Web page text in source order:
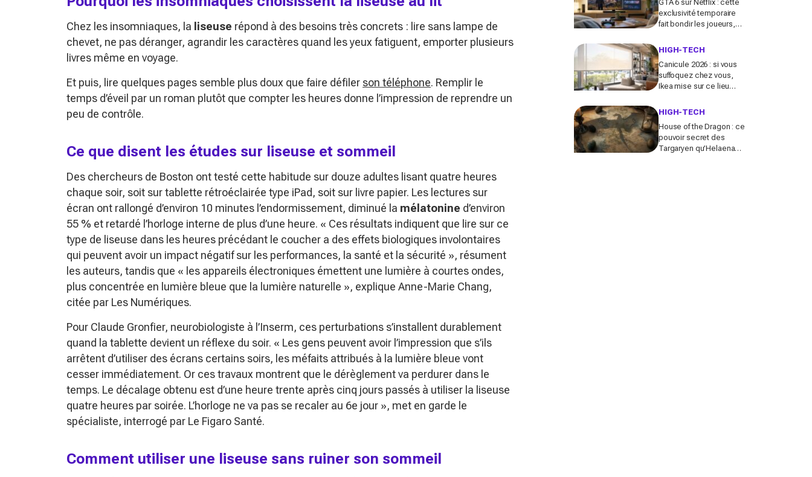
Chez les insomniaques, la liseuse répond à des besoins très concrets : lire sans lampe de
chevet, ne pas déranger, agrandir les caractères quand les yeux fatiguent, emporter plusieurs
livres même en voyage.
Et puis, lire quelques pages semble plus doux que faire défiler son téléphone. Remplir le
temps d’éveil par un roman plutôt que compter les heures donne l’impression de reprendre un
peu de contrôle.
Ce que disent les études sur liseuse et sommeil
Des chercheurs de Boston ont testé cette habitude sur douze adultes lisant quatre heures
chaque soir, soit sur tablette rétroéclairée type iPad, soit sur livre papier. Les lectures sur
écran ont rallongé d’environ 10 minutes l’endormissement, diminué la mélatonine d’environ
55 % et retardé l’horloge interne de plus d’une heure. « Ces résultats indiquent que lire sur ce
type de liseuse dans les heures précédant le coucher a des effets biologiques involontaires
qui peuvent avoir un impact négatif sur les performances, la santé et la sécurité », résument
les auteurs, tandis que « les appareils électroniques émettent une lumière à courtes ondes,
plus concentrée en lumière bleue que la lumière naturelle », explique Anne-Marie Chang,
citée par Les Numériques.
Pour Claude Gronfier, neurobiologiste à l’Inserm, ces perturbations s’installent durablement
quand la tablette devient un réflexe du soir. « Les gens peuvent avoir l’impression que s’ils
arrêtent d’utiliser des écrans certains soirs, les méfaits attribués à la lumière bleue vont
cesser immédiatement. Or ces travaux montrent que le dérèglement va perdurer dans le
temps. Le décalage obtenu est d’une heure trente après cinq jours passés à utiliser la liseuse
quatre heures par soirée. L’horloge ne va pas se recaler au 6e jour », met en garde le
spécialiste, interrogé par Le Figaro Santé.
Comment utiliser une liseuse sans ruiner son sommeil
GTA 6 sur Netflix : cette
exclusivité temporaire
fait bondir les joueurs,
risquez de manquer
HIGH-TECH
Canicule 2026 : si vous
suffoquez chez vous,
Ikea mise sur ce lieu
4,99 € qui changent tout
HIGH-TECH
House of the Dragon : ce
pouvoir secret des
Targaryen qu’Helaena